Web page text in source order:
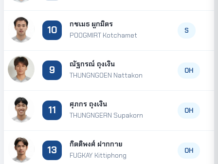
10 กชเมธ ผูกมิตร
POOGMIRT Kotchamet
S
9 ณัฐกรณ์ ถุงเงิน
THUNGNGOEN Nattakon
OH
11 ศุภกร ถุงเงิน
THUNGNGERN Supakorn
OH
13 กิตติพงศ์ ฝากกาย
FUGKAY Kittiphong
OH